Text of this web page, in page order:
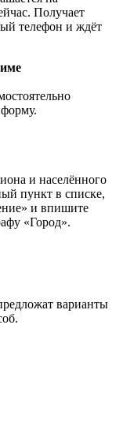
Получает
телефон и ждёт
и населённого
пункт в списке,
и впишите
«Город».
варианты